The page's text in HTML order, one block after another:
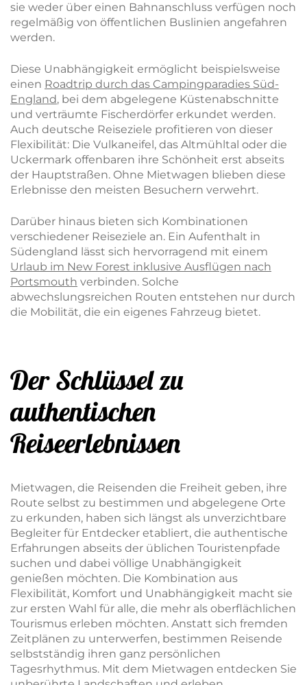
sie weder über einen Bahnanschluss verfügen noch
regelmäßig von öffentlichen Buslinien angefahren
werden.
Diese Unabhängigkeit ermöglicht beispielsweise
einen Roadtrip durch das Campingparadies Süd-
England, bei dem abgelegene Küstenabschnitte
und verträumte Fischerdörfer erkundet werden.
Auch deutsche Reiseziele profitieren von dieser
Flexibilität: Die Vulkaneifel, das Altmühltal oder die
Uckermark offenbaren ihre Schönheit erst abseits
der Hauptstraßen. Ohne Mietwagen blieben diese
Erlebnisse den meisten Besuchern verwehrt.
Darüber hinaus bieten sich Kombinationen
verschiedener Reiseziele an. Ein Aufenthalt in
Südengland lässt sich hervorragend mit einem
Urlaub im New Forest inklusive Ausflügen nach
Portsmouth verbinden. Solche
abwechslungsreichen Routen entstehen nur durch
die Mobilität, die ein eigenes Fahrzeug bietet.
Der Schlüssel zu
authentischen
Reiseerlebnissen
Mietwagen, die Reisenden die Freiheit geben, ihre
Route selbst zu bestimmen und abgelegene Orte
zu erkunden, haben sich längst als unverzichtbare
Begleiter für Entdecker etabliert, die authentische
Erfahrungen abseits der üblichen Touristenpfade
suchen und dabei völlige Unabhängigkeit
genießen möchten. Die Kombination aus
Flexibilität, Komfort und Unabhängigkeit macht sie
zur ersten Wahl für alle, die mehr als oberflächlichen
Tourismus erleben möchten. Anstatt sich fremden
Zeitplänen zu unterwerfen, bestimmen Reisende
selbstständig ihren ganz persönlichen
Tagesrhythmus. Mit dem Mietwagen entdecken Sie